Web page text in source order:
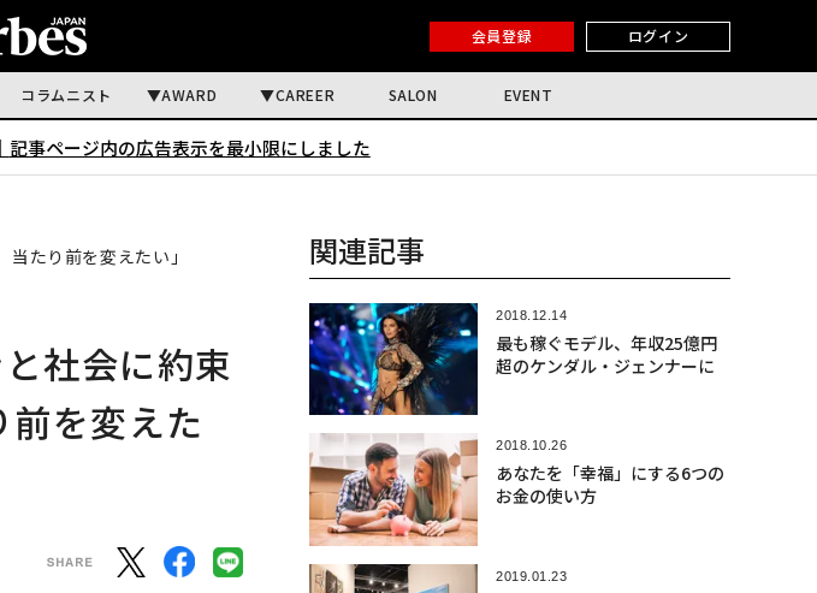
会員登録 ログイン
コラムニスト AWARD CAREER SALON EVENT
記事ページ内の広告表示を最小限にしました
たり前を変えたい」
社会に約束
を変えた
関連記事
2018.12.14
最も稼ぐモデル、年収25億円
超のケンダル・ジェンナーに
2018.10.26
あなたを「幸福」にする6つの
お金の使い方
2019.01.23